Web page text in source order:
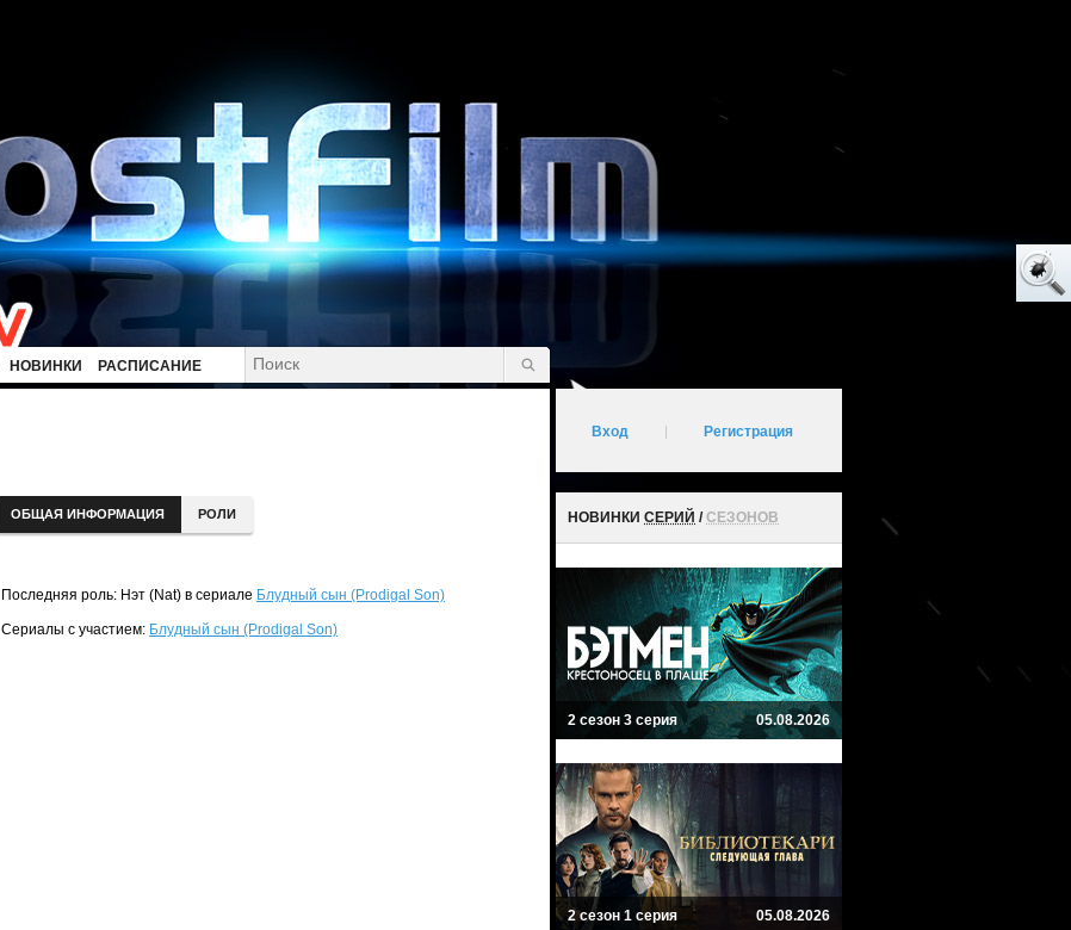
НОВИНКИ РАСПИСАНИЕ
ОБЩАЯ ИНФОРМАЦИЯ РОЛИ
Последняя роль: Нэт (Nat) в сериале Блудный сын (Prodigal Son)
Сериалы с участием: Блудный сын (Prodigal Son)
Вход Регистрация
НОВИНКИ СЕРИЙ /СЕЗОНОВ
2 сезон 3 серия 05.08.2026
2 сезон 1 серия 05.08.2026